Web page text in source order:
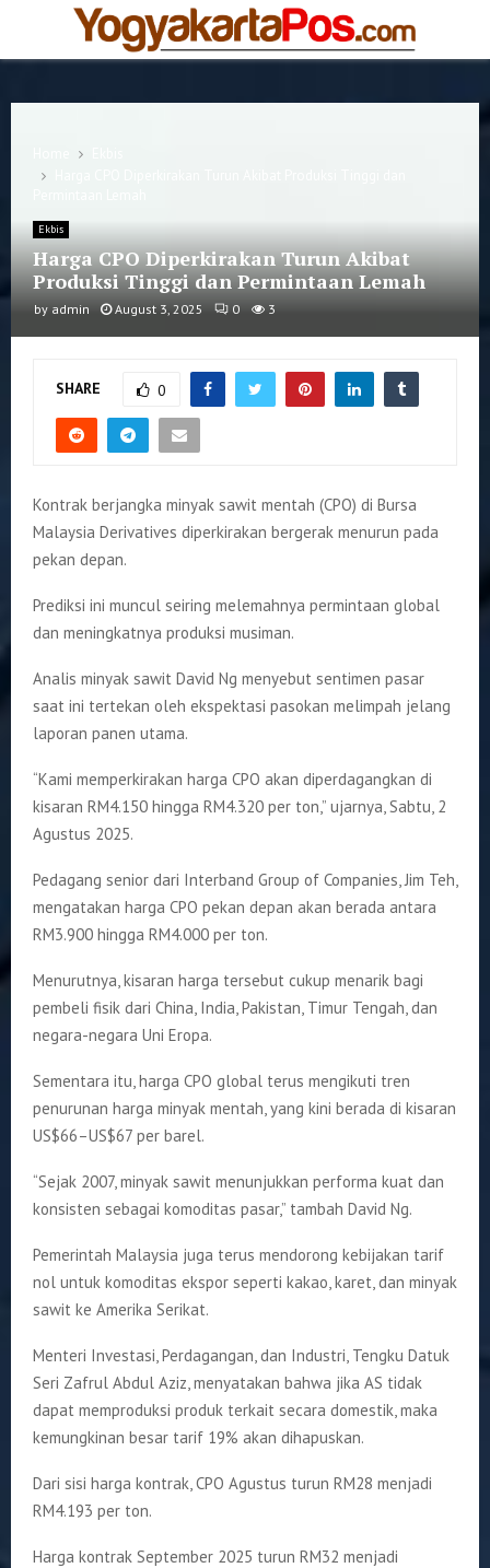
PRIMARY
Ekbis
Harga CPO Diperkirakan Turun Akibat
Produksi Tinggi dan Permintaan Lemah
by admin August 3, 2025 0 3
SHARE 0
Kontrak berjangka minyak sawit mentah (CPO) di Bursa
Malaysia Derivatives diperkirakan bergerak menurun pada
pekan depan.
Prediksi ini muncul seiring melemahnya permintaan global
dan meningkatnya produksi musiman.
Analis minyak sawit David Ng menyebut sentimen pasar
saat ini tertekan oleh ekspektasi pasokan melimpah jelang
laporan panen utama.
“Kami memperkirakan harga CPO akan diperdagangkan di
kisaran RM4.150 hingga RM4.320 per ton,” ujarnya, Sabtu, 2
Agustus 2025.
Pedagang senior dari Interband Group of Companies, Jim Teh,
mengatakan harga CPO pekan depan akan berada antara
RM3.900 hingga RM4.000 per ton.
Menurutnya, kisaran harga tersebut cukup menarik bagi
pembeli fisik dari China, India, Pakistan, Timur Tengah, dan
negara-negara Uni Eropa.
Sementara itu, harga CPO global terus mengikuti tren
penurunan harga minyak mentah, yang kini berada di kisaran
US$66–US$67 per barel.
“Sejak 2007, minyak sawit menunjukkan performa kuat dan
konsisten sebagai komoditas pasar,” tambah David Ng.
Pemerintah Malaysia juga terus mendorong kebijakan tarif
nol untuk komoditas ekspor seperti kakao, karet, dan minyak
sawit ke Amerika Serikat.
Menteri Investasi, Perdagangan, dan Industri, Tengku Datuk
Seri Zafrul Abdul Aziz, menyatakan bahwa jika AS tidak
dapat memproduksi produk terkait secara domestik, maka
kemungkinan besar tarif 19% akan dihapuskan.
Dari sisi harga kontrak, CPO Agustus turun RM28 menjadi
RM4.193 per ton.
Harga kontrak September 2025 turun RM32 menjadi